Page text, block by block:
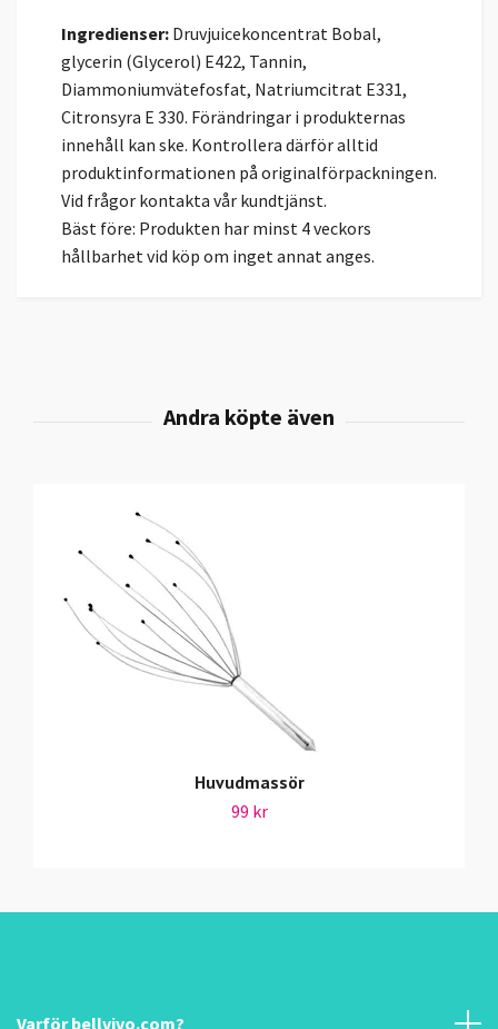
Ingredienser: Druvjuicekoncentrat Bobal,
glycerin (Glycerol) E422, Tannin,
Diammoniumvätefosfat, Natriumcitrat E331,
Citronsyra E 330. Förändringar i produkternas
innehåll kan ske. Kontrollera därför alltid
produktinformationen på originalförpackningen.
Vid frågor kontakta vår kundtjänst.
Bäst före: Produkten har minst 4 veckors
hållbarhet vid köp om inget annat anges.
Huvudmassör
99 kr
Varför bellvivo.com?